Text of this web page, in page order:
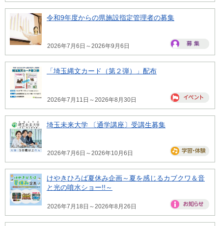
令和9年度からの県施設指定管理者の募集
2026年7月6日～2026年9月6日
「埼玉縄文カード（第２弾）」配布
2026年7月11日～2026年8月30日
埼玉未来大学 〔通学講座〕受講生募集
2026年7月6日～2026年10月6日
けやきひろば夏休み企画～夏を感じるカブクワ＆音
と光の噴水ショー!!～
2026年7月18日～2026年8月26日